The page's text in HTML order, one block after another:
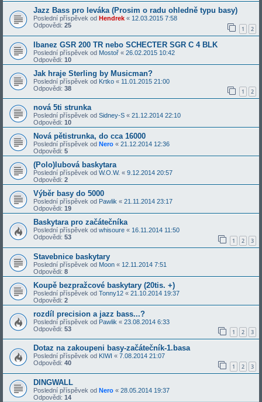
Jazz Bass pro leváka (Prosim o radu ohledně typu basy)
Poslední příspěvek od Hendrek « 12.03.2015 7:58
Odpovědi: 25 1 2
Ibanez GSR 200 TR nebo SCHECTER SGR C 4 BLK
Poslední příspěvek od Mostoř « 26.02.2015 10:42
Odpovědi: 10
Jak hraje Sterling by Musicman?
Poslední příspěvek od Krtko « 11.01.2015 21:00
Odpovědi: 38 1 2
nová 5ti strunka
Poslední příspěvek od Sidney-S « 21.12.2014 22:10
Odpovědi: 10
Nová pětistrunka, do cca 16000
Poslední příspěvek od Nero « 21.12.2014 12:36
Odpovědi: 5
(Polo)lubová baskytara
Poslední příspěvek od W.O.W. « 9.12.2014 20:57
Odpovědi: 2
Výběr basy do 5000
Poslední příspěvek od Pawlik « 21.11.2014 23:17
Odpovědi: 19
Baskytara pro začátečníka
Poslední příspěvek od whisoure « 16.11.2014 11:50
Odpovědi: 53 1 2 3
Stavebnice baskytary
Poslední příspěvek od Moon « 12.11.2014 7:51
Odpovědi: 8
Koupě bezpražcové baskytary (20tis. +)
Poslední příspěvek od Tonny12 « 21.10.2014 19:37
Odpovědi: 2
rozdíl precision a jazz bass...?
Poslední příspěvek od Pawlik « 23.08.2014 6:33
Odpovědi: 53 1 2 3
Dotaz na zakoupeni basy-začátečník-1.basa
Poslední příspěvek od KIWI « 7.08.2014 21:07
Odpovědi: 40 1 2 3
DINGWALL
Poslední příspěvek od Nero « 28.05.2014 19:37
Odpovědi: 14